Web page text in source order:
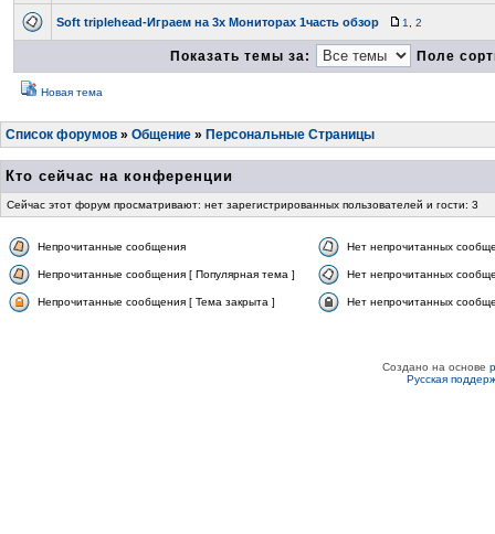
Soft triplehead-Играем на 3х Мониторах 1часть обзор 1 2
Показать темы за: Поле
Новая тема
Список форумов » Общение » Персональные Страницы
Кто сейчас на конференции
Сейчас этот форум просматривают: нет зарегистрированных пользователей и гости: 3
Непрочитанные сообщения Нет непрочитанных
Непрочитанные сообщения [ Популярная тема ] Нет непрочитанных
Непрочитанные сообщения [ Тема закрыта ] Нет непрочитанных
Создано на основе
Русская